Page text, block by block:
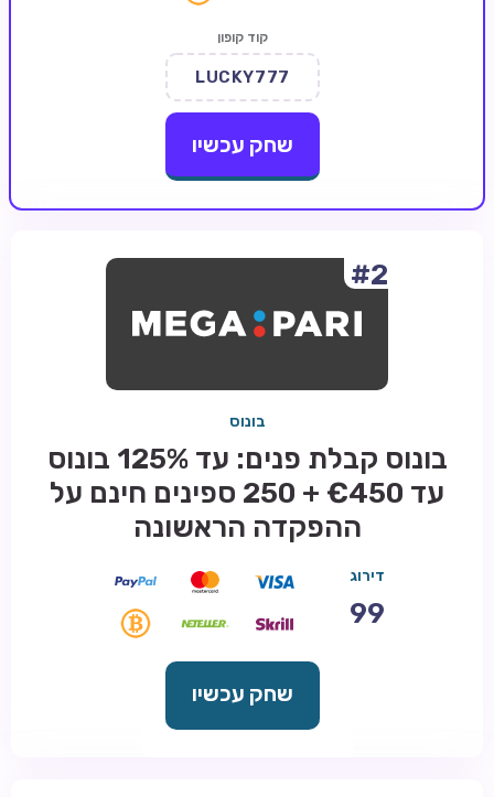
בלוג וחדשות
קוד קופון
LUCKY777
שחק עכשיו
#2
בונוס
בונוס קבלת פנים: עד 125% בונוס
עד €450 + 250 ספינים חינם על
ההפקדה הראשונה
דירוג
99
שחק עכשיו